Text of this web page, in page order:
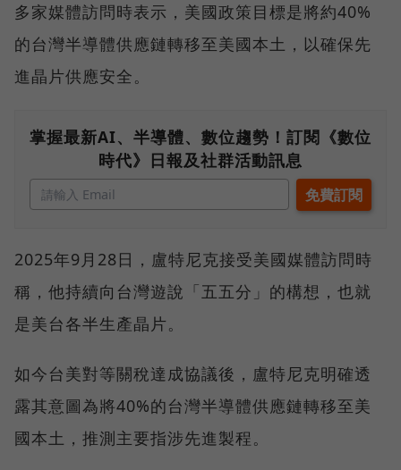
多家媒體訪問時表示，美國政策目標是將約40%
的台灣半導體供應鏈轉移至美國本土，以確保先
進晶片供應安全。
掌握最新AI、半導體、數位趨勢！訂閱《數位
時代》日報及社群活動訊息
2025年9月28日，盧特尼克接受美國媒體訪問時
稱，他持續向台灣遊說「五五分」的構想，也就
是美台各半生產晶片。
如今台美對等關稅達成協議後，盧特尼克明確透
露其意圖為將40%的台灣半導體供應鏈轉移至美
國本土，推測主要指涉先進製程。